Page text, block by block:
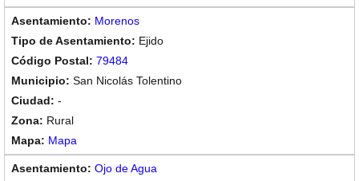
Morenos
Ejido
79484
San Nicolás Tolentino
-
Rural
Mapa
Ojo de Agua